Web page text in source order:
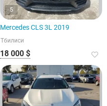
5
Mercedes CLS 3L 2019
Тбилиси
18 000 $